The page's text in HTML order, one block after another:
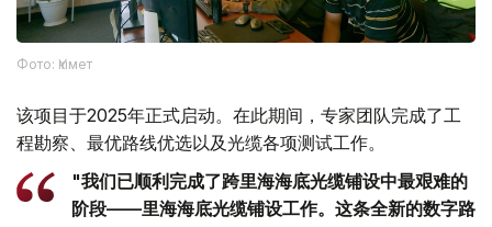
Фото: Үкімет
该项目于2025年正式启动。在此期间，专家团队完成了工
程勘察、最优路线优选以及光缆各项测试工作。
"我们已顺利完成了跨里海海底光缆铺设中最艰难的
阶段——里海海底光缆铺设工作。这条全新的数字路